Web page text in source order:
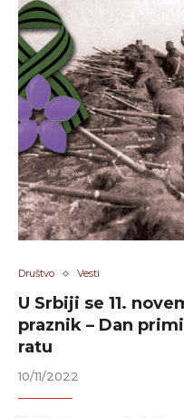
Društvo Vesti
U Srbiji se 11.
praznik – Dan
ratu
10/11/2022